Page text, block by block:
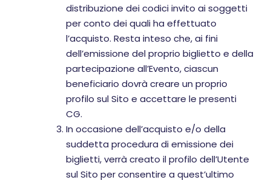
distribuzione dei codici invito ai soggetti
per conto dei quali ha effettuato
l’acquisto. Resta inteso che, ai fini
dell’emissione del proprio biglietto e della
partecipazione all’Evento, ciascun
beneficiario dovrà creare un proprio
profilo sul Sito e accettare le presenti
CG.
In occasione dell’acquisto e/o della
suddetta procedura di emissione dei
biglietti, verrà creato il profilo dell’Utente
sul Sito per consentire a quest’ultimo